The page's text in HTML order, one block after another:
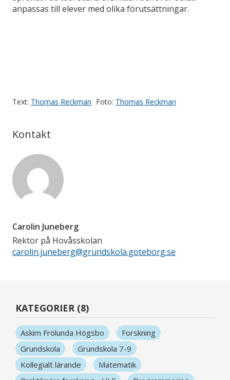
anpassas till elever med olika förutsättningar.
Text: Thomas Reckman Foto: Thomas Reckman
Kontakt
Carolin Juneberg
Rektor på Hovåsskolan
carolin.juneberg@grundskola.goteborg.se
KATEGORIER (8)
Askim Frölunda Högsbo
Forskning
Grundskola
Grundskola 7-9
Kollegialt lärande
Matematik